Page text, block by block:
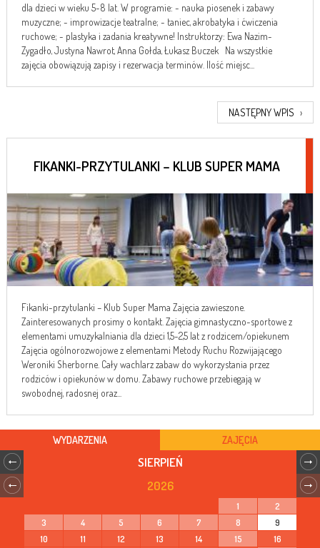
dla dzieci w wieku 5-8 lat. W programie: - nauka piosenek i zabawy
muzyczne; - improwizacje teatralne; - taniec, akrobatyka i ćwiczenia
ruchowe; - plastyka i zadania kreatywne! Instruktorzy: Ewa Nazim-
Zygadło, Justyna Nawrot, Anna Gołda, Łukasz Buczek Na wszystkie
zajęcia obowiązują zapisy i rezerwacja terminów. Ilość miejsc...
NASTĘPNY WPIS ›
FIKANKI-PRZYTULANKI – KLUB SUPER MAMA
Fikanki-przytulanki – Klub Super Mama Zajęcia zawieszone.
Zainteresowanych prosimy o kontakt. Zajęcia gimnastyczno-sportowe z
elementami umuzykalniania dla dzieci 1,5-2,5 lat z rodzicem/opiekunem
Zajęcia ogólnorozwojowe z elementami Metody Ruchu Rozwijającego
Weroniki Sherborne. Cały wachlarz zabaw do wykorzystania przez
rodziców i opiekunów w domu. Zabawy ruchowe przebiegają w
swobodnej, radosnej oraz...
WYDARZENIA ZAJĘCIA
SIERPIEŃ
2026
1
2
3
4 5 6 7 8
9
10
11 12 13 14 15
16